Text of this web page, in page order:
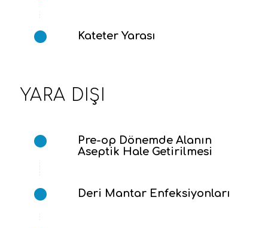
Kateter Yarası
YARA DIŞI
Pre-op Dönemde Alanın
Aseptik Hale Getirilmesi
Deri Mantar Enfeksiyonları